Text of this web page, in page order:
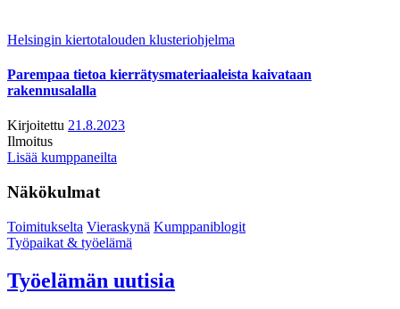
Helsingin kiertotalouden klusteriohjelma
Parempaa tietoa kierrätysmateriaaleista kaivataan
rakennusalalla
Kirjoitettu 21.8.2023
Ilmoitus
Lisää kumppaneilta
Näkökulmat
Toimitukselta Vieraskynä Kumppaniblogit
Työpaikat & työelämä
Työelämän uutisia